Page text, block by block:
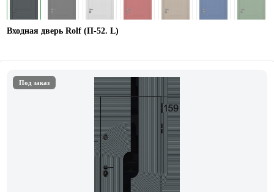
Входная дверь Rolf (П-52. L)
Под заказ